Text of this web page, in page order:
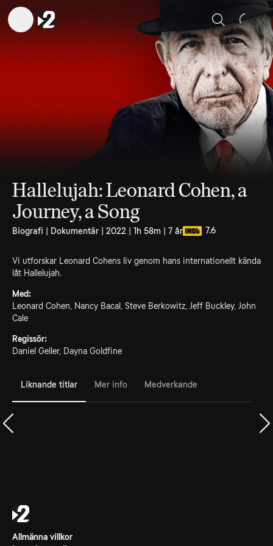
Sök
Hallelujah: Leonard Cohen, a
Journey, a Song
Biografi | Dokumentär | 2022 | 1h 58m | 7 år 7.6
Vi utforskar Leonard Cohens liv genom hans internationellt kända
låt Hallelujah.
Med:
Leonard Cohen, Nancy Bacal, Steve Berkowitz, Jeff Buckley, John
Cale
Regissör:
Daniel Geller, Dayna Goldfine
Liknande titlar Mer info Medverkande
Allmänna villkor